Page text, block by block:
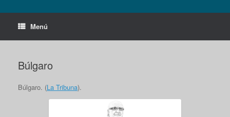
Menú
Búlgaro
Búlgaro. (La Tribuna).